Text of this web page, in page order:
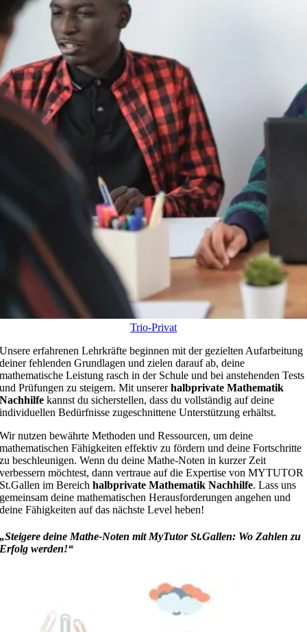
Trio-Privat
Unsere erfahrenen Lehrkräfte beginnen mit der gezielten Aufarbeitung
deiner fehlenden Grundlagen und zielen darauf ab, deine
mathematische Leistung rasch in der Schule und bei anstehenden Tests
und Prüfungen zu steigern. Mit unsererhalbprivate Mathematik
Nachhilfe kannst du sicherstellen, dass du vollständig auf deine
individuellen Bedürfnisse zugeschnittene Unterstützung erhältst.
Wir nutzen bewährte Methoden und Ressourcen, um deine
mathematischen Fähigkeiten effektiv zu fördern und deine Fortschritte
zu beschleunigen. Wenn du deine Mathe-Noten in kurzer Zeit
verbessern möchtest, dann vertraue auf die Expertise von MYTUTOR
St.Gallen im Bereichhalbprivate Mathematik Nachhilfe. Lass uns
gemeinsam deine mathematischen Herausforderungen angehen und
deine Fähigkeiten auf das nächste Level heben!
„Steigere deine Mathe-Noten mit MyTutor St.Gallen: Wo Zahlen zu
Erfolg werden!“